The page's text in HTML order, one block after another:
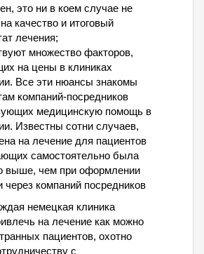
это ни в коем случае не
качество и итоговый
лечения;
множество факторов,
на цены в клиниках
Все эти нюансы знакомы
компаний-посредников
медицинскую помощь в
Известны сотни случаев,
на лечение для пациентов
самостоятельно была
выше, чем при оформлении
через компаний посредников
немецкая клиника
на лечение как можно
пациентов, охотно
с